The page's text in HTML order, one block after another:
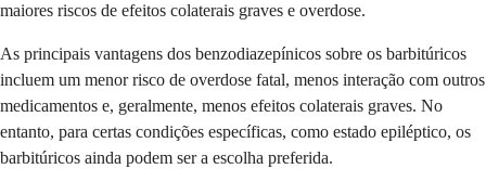
maiores riscos de efeitos colaterais graves e overdose.
As principais vantagens dos benzodiazepínicos sobre os barbitúricos
incluem um menor risco de overdose fatal, menos interação com outros
medicamentos e, geralmente, menos efeitos colaterais graves. No
entanto, para certas condições específicas, como estado epiléptico, os
barbitúricos ainda podem ser a escolha preferida.